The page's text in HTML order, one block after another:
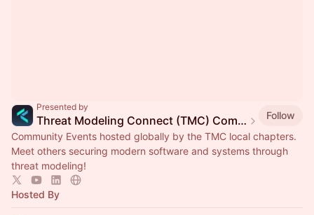
Presented by
Threat Modeling Connect (TMC) Community Events
Follow
Community Events hosted globally by the TMC local chapters.
Meet others securing modern software and systems through
threat modeling!
Hosted By